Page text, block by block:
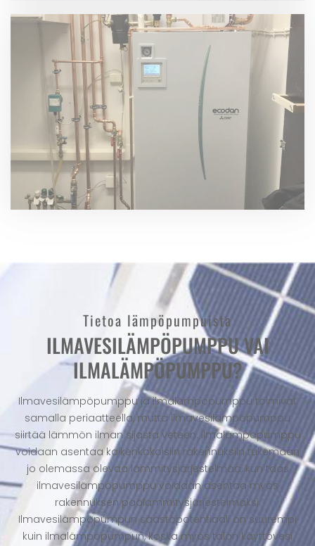
Tietoa lämpöpumpuista
ILMAVESILÄMPÖPUMPPU VAI
ILMALÄMPÖPUMPPU?
Ilmavesilämpöpumppu ja ilmalämpöpumppu toimivat
samalla periaatteella, mutta ilmavesilämpöpumppu
siirtää lämmön ilman sijasta veteen. Ilmalämpöpumppu
voidaan asentaa kaikenkokoisiin rakennuksiin tukemaan
jo olemassa olevaa lämmitysjärjestelmää, kun taas
ilmavesilämpöpumppu voidaan asentaa myös
rakennuksen päälämmitysjärjestelmäksi.
Ilmavesilämpöpumpun säästöpotentiaali on suurempi
kuin ilmalämpöpumpun, koska myös talon käyttövesi